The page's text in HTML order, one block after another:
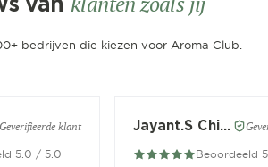
bedrijven die kiezen voor Aroma Club.
Geverifieerde klant
5.0 / 5.0
Jayant.S Chitaroe
Beoordeeld